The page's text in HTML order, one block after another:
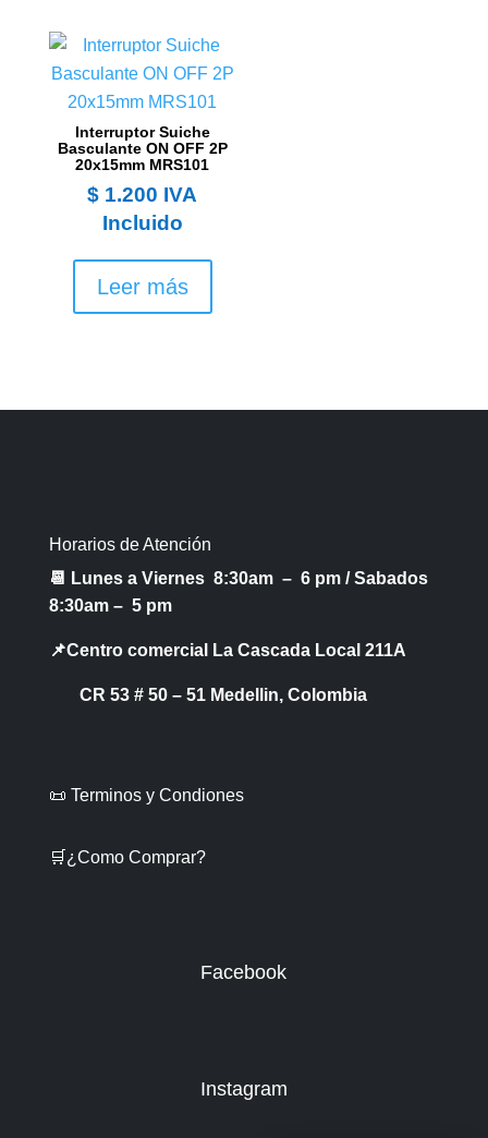
Interruptor Suiche
Basculante ON OFF 2P
20x15mm MRS101
$ 1.200 IVA
Incluido
Leer más
Horarios de Atención
📆 Lunes a Viernes 8:30am – 6 pm /Sabados
8:30am – 5 pm
📌Centro comercial La Cascada Local 211A
CR 53 # 50 – 51 Medellin, Colombia
📜 Terminos y Condiones
🛒¿Como Comprar?
Facebook
Instagram